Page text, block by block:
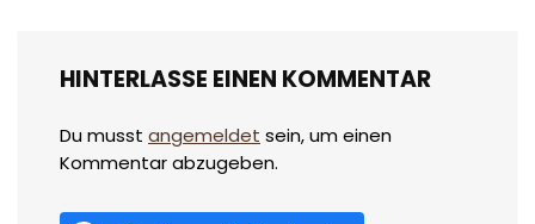
HINTERLASSE EINEN KOMMENTAR
Du musst angemeldet sein, um einen
Kommentar abzugeben.